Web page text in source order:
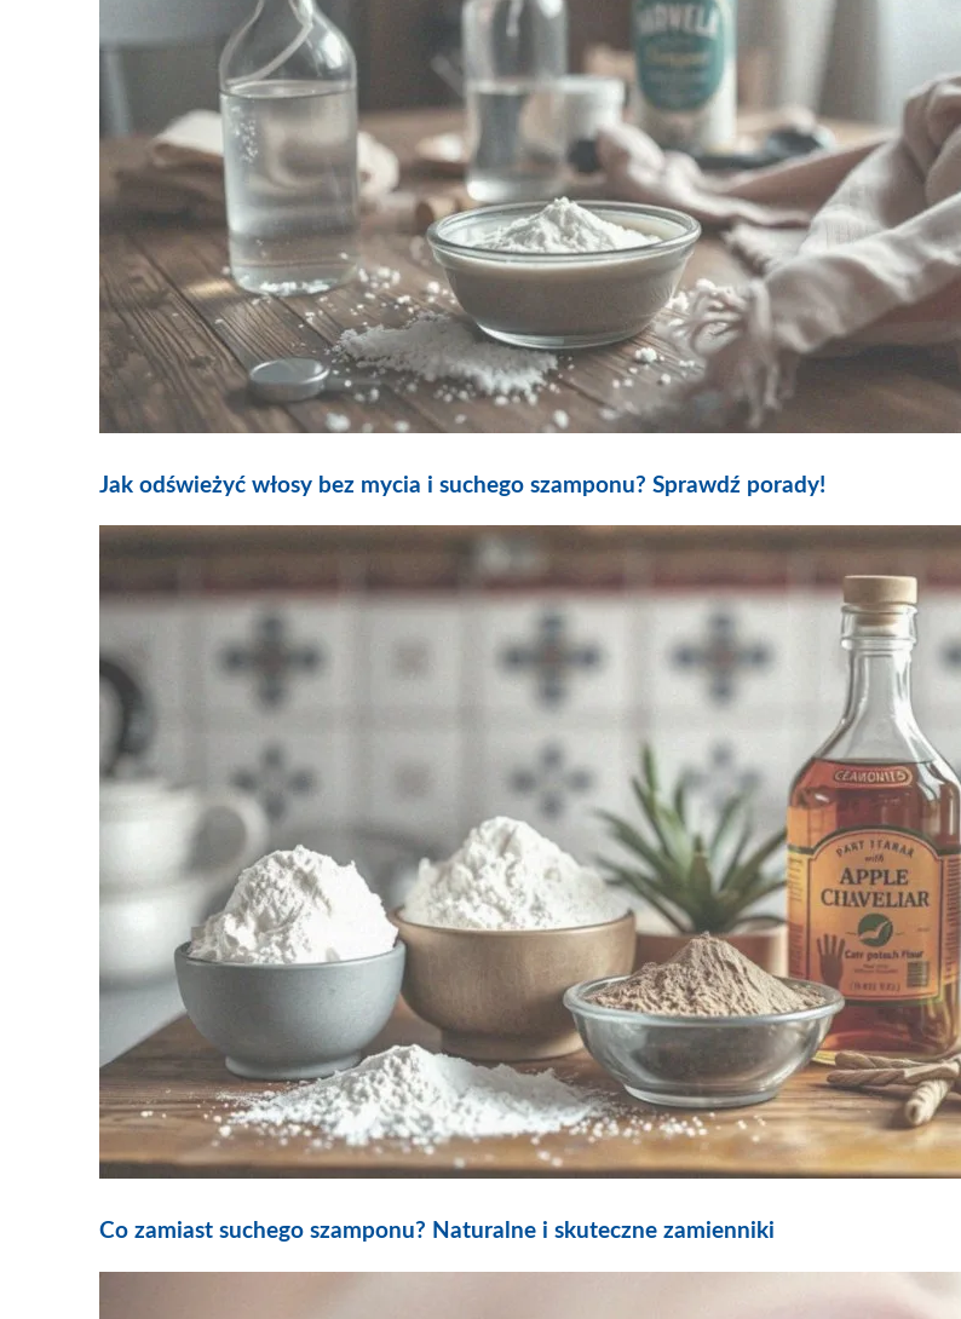
Jak odświeżyć włosy bez mycia i suchego szamponu? Sprawdź porady!
Co zamiast suchego szamponu? Naturalne i skuteczne zamienniki